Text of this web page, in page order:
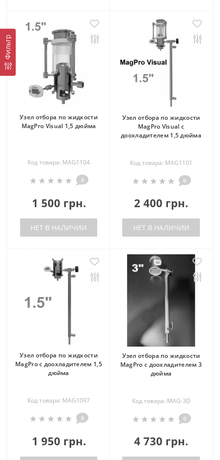
Фильтр
Узел отбора по жидкости
MagPro Visual 1,5 дюйма
Код товара: MAG1104
0
1 500 грн.
НЕТ В НАЛИЧИИ
Узел отбора по жидкости
MagPro Visual с
доохладителем 1,5 дюйма
Код товара: MAG1101
0
2 400 грн.
НЕТ В НАЛИЧИИ
Узел отбора по жидкости
MagPro с доохладителем 1,5
дюйма
Код товара: MAG1097
0
1 950 грн.
Узел отбора по жидкости
MagPro с доохладителем 3
дюйма
Код товара: MAG-3D
0
4 730 грн.